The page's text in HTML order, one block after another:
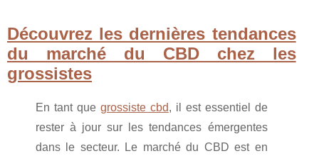
Découvrez les dernières tendances
du marché du CBD chez les
grossistes
En tant que grossiste cbd, il est essentiel de
rester à jour sur les tendances émergentes
dans le secteur. Le marché du CBD est en